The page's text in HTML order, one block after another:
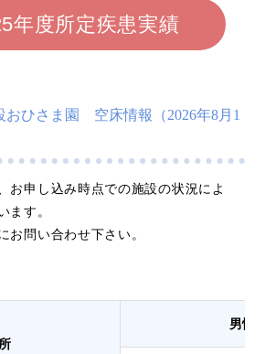
年度所定疾患実績
おひさま園 空床情報（2026年8月1
お申し込み時点での施設の状況によ
ます。
お問い合わせ下さい。
男性